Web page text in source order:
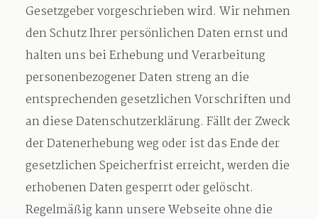
Gesetzgeber vorgeschrieben wird. Wir nehmen
den Schutz Ihrer persönlichen Daten ernst und
halten uns bei Erhebung und Verarbeitung
personenbezogener Daten streng an die
entsprechenden gesetzlichen Vorschriften und
an diese Datenschutzerklärung. Fällt der Zweck
der Datenerhebung weg oder ist das Ende der
gesetzlichen Speicherfrist erreicht, werden die
erhobenen Daten gesperrt oder gelöscht.
Regelmäßig kann unsere Webseite ohne die